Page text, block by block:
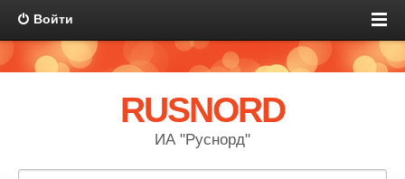
Войти
RUSNORD
ИА "Руснорд"